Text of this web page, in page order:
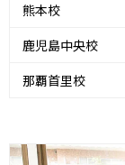
熊本校
鹿児島中央校
那覇首里校